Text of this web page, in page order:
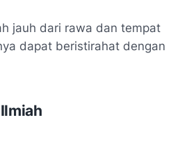
jauh dari rawa dan tempat
dapat beristirahat dengan